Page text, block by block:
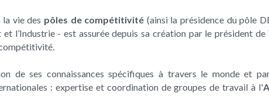
vie des pôles de compétitivité (ainsi la présidence du pôle
et l’Industrie - est assurée depuis sa création par le président
de ses connaissances spécifiques à travers le monde et
: expertise et coordination de groupes de travail à l'